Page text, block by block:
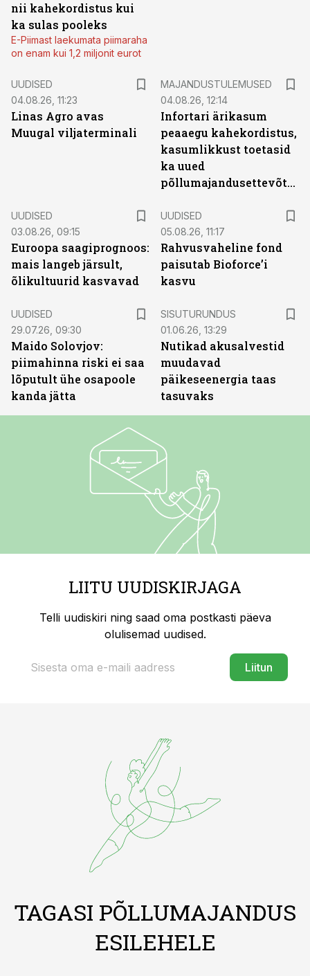
nii kahekordistus kui
ka sulas pooleks
E-Piimast laekumata piimaraha
on enam kui 1,2 miljonit eurot
UUDISED
04.08.26, 11:23
Linas Agro avas
Muugal viljaterminali
MAJANDUSTULEMUSED
04.08.26, 12:14
Infortari ärikasum
peaaegu kahekordistus,
kasumlikkust toetasid
ka uued
põllumajandusettevõtted
UUDISED
03.08.26, 09:15
Euroopa saagiprognoos:
mais langeb järsult,
õlikultuurid kasvavad
UUDISED
05.08.26, 11:17
Rahvusvaheline fond
paisutab Bioforce’i
kasvu
UUDISED
29.07.26, 09:30
Maido Solovjov:
piimahinna riski ei saa
lõputult ühe osapoole
kanda jätta
SISUTURUNDUS
01.06.26, 13:29
Nutikad akusalvestid
muudavad
päikeseenergia taas
tasuvaks
LIITU UUDISKIRJAGA
Telli uudiskiri ning saad oma postkasti päeva
olulisemad uudised.
Liitun
TAGASI PÕLLUMAJANDUS
ESILEHELE